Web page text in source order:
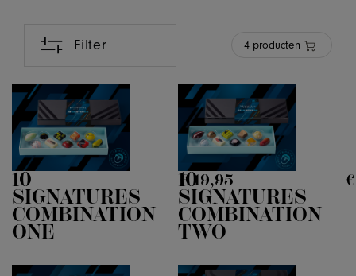
4 producten
Filter
10
SIGNATURES
COMBINATION
ONE
€ 19,95
10
SIGNATURES
COMBINATION
TWO
€